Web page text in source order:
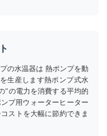
の水温器は 熱ポンプを動
生産します熱ポンプ式水
"の電力を消費する平均的
プ用ウォーターヒーター
ストを大幅に節約できま